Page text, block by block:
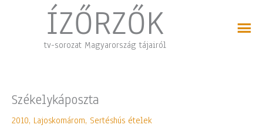
ÍZŐRZŐK
tv-sorozat Magyarország tájairól
Székelykáposzta
2010, Lajoskomárom, Sertéshús ételek